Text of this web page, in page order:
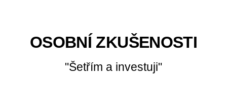
OSOBNÍ ZKUŠENOSTI
"Šetřím a investuji"